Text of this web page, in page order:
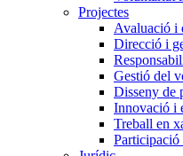
Projectes
Avaluació i
Direcció i
Gestió del
Disseny de
Innovació i
Treball en
Participació